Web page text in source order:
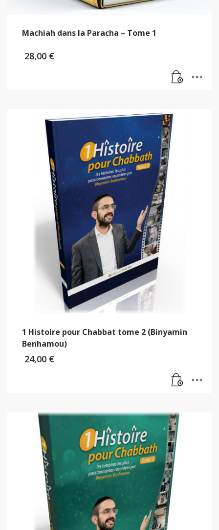
Machiah dans la Paracha – Tome 1
28,00 €
1 Histoire pour Chabbat tome 2 (Binyamin
Benhamou)
24,00 €